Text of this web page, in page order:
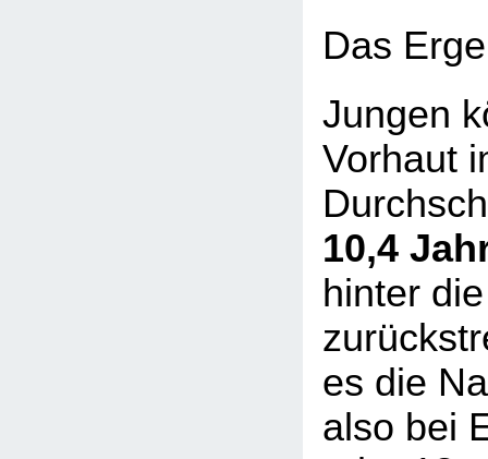
Das
Jungen
Vorhaut
10,4
hinter
es die
also bei